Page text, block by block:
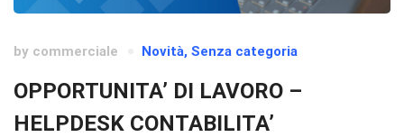
by commerciale Novità, Senza categoria
OPPORTUNITA’ DI LAVORO –
HELPDESK CONTABILITA’